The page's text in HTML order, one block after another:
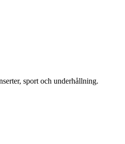
sport och underhållning.